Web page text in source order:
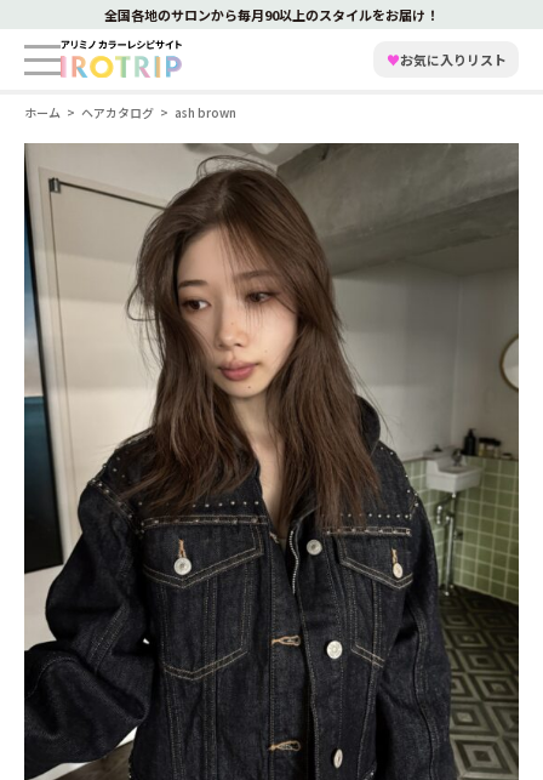
全国各地のサロンから毎月90以上のスタイルをお届け！
♥お気に入りリスト
ホーム ヘアカタログ ash brown